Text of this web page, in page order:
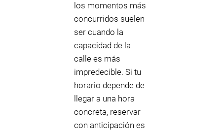
los momentos más
concurridos suelen
ser cuando la
capacidad de la
calle es más
impredecible. Si tu
horario depende de
llegar a una hora
concreta, reservar
con anticipación es